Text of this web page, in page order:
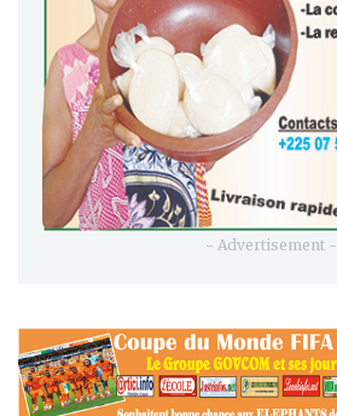
- Advertisement -